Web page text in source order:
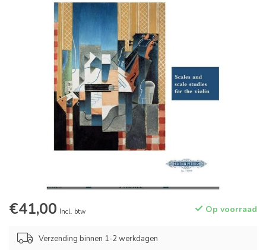
€41,00 Incl. btw Op voorraad
Verzending binnen 1-2 werkdagen